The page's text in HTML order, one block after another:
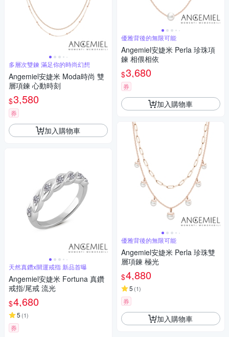
多層次雙鍊 滿足你的時尚幻想
Angemiel安婕米 Moda時尚 雙
層項鍊 心動時刻
$3,580
券
加入購物車
天然真鑽x開運戒指 新品首曝
Angemiel安婕米 Fortuna 真鑽
戒指/尾戒 流光
$4,680
5 (1)
券
優雅背後的無限可能
Angemiel安婕米 Perla 珍珠項
鍊 相偎相依
$3,680
券
加入購物車
優雅背後的無限可能
Angemiel安婕米 Perla 珍珠雙
層項鍊 極光
$4,880
5 (1)
券
加入購物車